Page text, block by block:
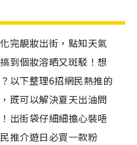
完靚妝出街，點知天氣
到個妝溶晒又斑駁！想
以下整理6招網民熱推的
既可以解決夏天出油問
出街袋仔細細擔心裝唔
推介遊日必買一款粉